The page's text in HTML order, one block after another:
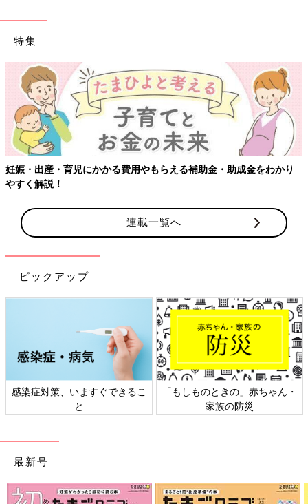
特集
・出産・育児にかかる費用やもらえる補助金・助成金をわかり
く解説！
連載一覧へ
ピックアップ
感染症対策、いますぐできるこ
と
「もしものときの」赤ちゃん・
家族の防災
最新号